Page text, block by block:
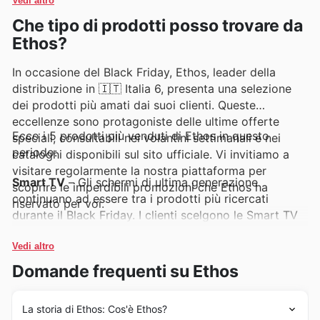
Che tipo di prodotti posso trovare da
Ethos?
In occasione del Black Friday, Ethos, leader della
distribuzione in 🇮🇹 Italia 6, presenta una selezione
dei prodotti più amati dai suoi clienti. Queste
eccellenze sono protagoniste delle ultime offerte
speciali, consultabili nei volantini settimanali e nei
cataloghi disponibili sul sito ufficiale. Vi invitiamo a
visitare regolarmente la nostra piattaforma per
scoprire le imperdibili promozioni che Ethos ha
riservato per voi.
Ecco i 5 prodotti più venduti di Ethos in questo
periodo:
Smart TV– Gli schermi di ultima generazione
continuano ad essere tra i prodotti più ricercati
durante il Black Friday. I clienti scelgono le Smart TV
offerte che Ethos propone nei suoi volantini
settimanali. Assicuratevi di controllare le ultime
promozioni per trovare il modello perfetto per il
Vedi altro
Domande frequenti su Ethos
La storia di Ethos: Cos'è Ethos?